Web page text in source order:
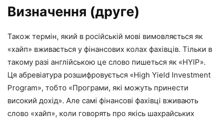
Визначення (друге)
Також термін, який в російській мові вимовляється як
«хайп» вживається у фінансових колах фахівців. Тільки в
такому разі англійською це слово пишеться як «HYIP».
Ця абревіатура розшифровується «High Yield Investment
Program», тобто «Програми, які можуть принести
високий дохід». Але самі фінансові фахівці вживають
слово «хайп», коли говорять про якісь шахрайських